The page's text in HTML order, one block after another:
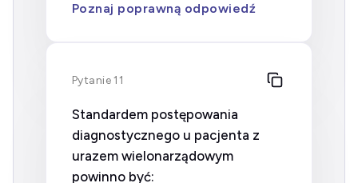
Poznaj poprawną odpowiedź
Pytanie 11
Standardem postępowania
diagnostycznego u pacjenta z
urazem wielonarządowym
powinno być: